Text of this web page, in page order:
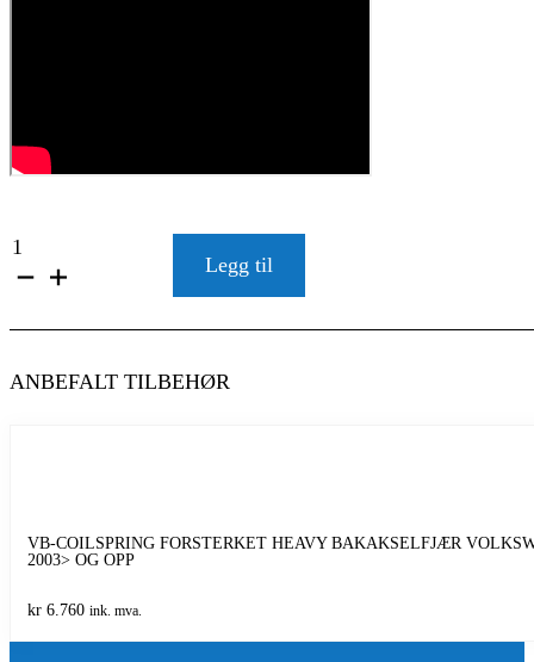
VB-
STØTDEMPER
FRONT
BAKAKSEL
VOLKSWAGEN
Legg til
ANBEFALT TILBEHØR
VB-COILSPRING FORSTERKET HEAVY BAKAKSELFJÆR
2003> OG OPP
kr6.760 ink. mva.